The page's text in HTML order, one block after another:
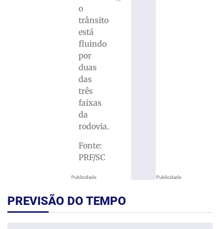
Publicidade
o
trânsito
está
fluindo
por
duas
das
três
faixas
da
rodovia.
Fonte:
PRF/SC
Publicidade
PREVISÃO DO TEMPO